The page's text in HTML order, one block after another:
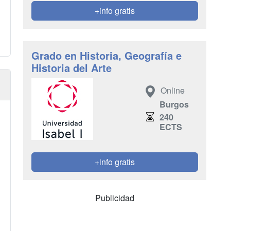
+info gratis
Grado en Historia, Geografía e
Historia del Arte
Online
Burgos
240
ECTS
+info gratis
Publicidad